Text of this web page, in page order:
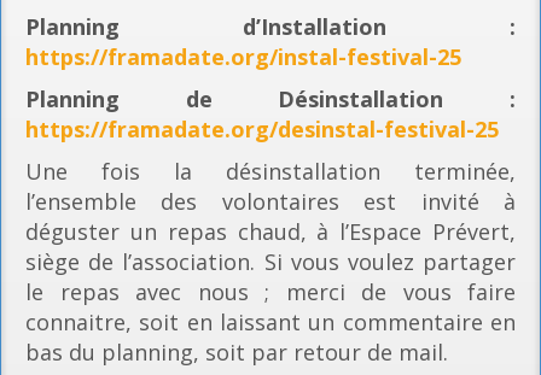
Planning d’Installation :
https://framadate.org/instal-festival-25
Planning de Désinstallation :
https://framadate.org/desinstal-festival-25
Une fois la désinstallation terminée,
l’ensemble des volontaires est invité à
déguster un repas chaud, à l’Espace Prévert,
siège de l’association. Si vous voulez partager
le repas avec nous ; merci de vous faire
connaitre, soit en laissant un commentaire en
bas du planning, soit par retour de mail.